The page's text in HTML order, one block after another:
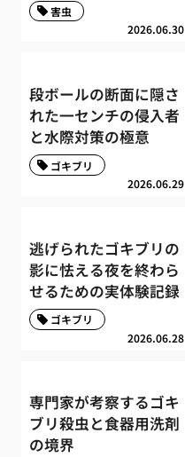
2026.06.30
害虫
段ボールの断面に隠さ
れた一センチの侵入者
と水際対策の極意
2026.06.29
ゴキブリ
逃げられたゴキブリの
影に怯える夜を終わら
せるための実体験記録
2026.06.28
ゴキブリ
専門家が考察するゴキ
ブリ殺虫と食器用洗剤
の境界